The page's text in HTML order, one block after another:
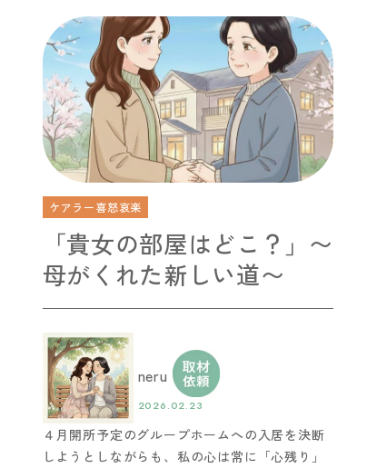
ケアラー喜怒哀楽
「貴女の部屋はどこ？」〜
母がくれた新しい道〜
neru
2026.02.23
４月開所予定のグループホームへの入居を決断
しようとしながらも、私の心は常に「心残り」